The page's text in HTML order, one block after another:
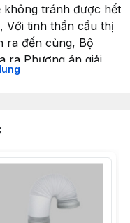
không tránh được hết
Với tinh thần cầu thị
ra đến cùng, Bộ
ra Phương án giải
hàng ạ!